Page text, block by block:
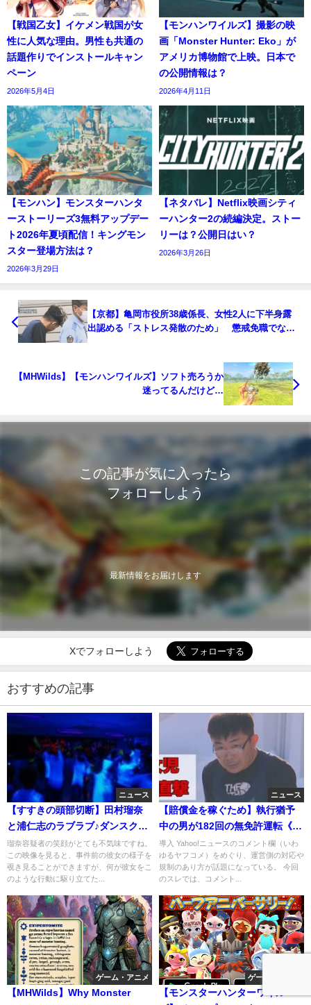
【戦国乙女】イケメン戦国が女
性に人気な理由。男性も共通の
話題作りでインストールキャン
ペーン
2026年5月4日
【モンハンワイルズ】撮影の映
画「Monster Hunter: Eko」が
アメリカ博物館で上映。日本で
の公開情報は？
2026年4月11日
【モンハン】モンスターハンタ
ーストーリーズ3無料アップデー
ト2026年夏頃配信！キングモン
スター登場方法は？
2026年3月29日
【ネタバレ】Netflix映画シティ
ーハンター2の続編決定。ストー
リーは？公開日はい？
2026年3月26日
【京都】亀岡市役所38歳係長、女性2人に下半身露
出認める「ストレス発散のため」 懲戒免職でなく
【MHWilds】【モンハンワイルズ】ソフト売ろうか
迷ってるんだけど…
この記事が気に入ったら
フォローしよう
最新情報をお届けします
Xでフォローしよう
おすすめの記事
ニュース
【すすきの頭部切断】田村瑠奈
と浦仁志のラブラブ♪ダンスクラ
ブ映像の撮影者が警察ではなく
マスコミに提供した訳。はい、
お金です！
瑠奈容疑者の笑顔がとても不気味ですね。
この映像を見ると、事件前の彼女の様子を
覗き見ることができますが、何が彼女をこ
のような行動に駆り立てた...
ニュース
【賠償金を稼ぐため】執行猶予
中の男が182回の無免許運転《4
歳女児タイヤ直撃事故》なぜ?裁
判で明らかになった理由「肉体
労働しかできず」と涙ながらに
導入 Yahoo!ニュースのコメント欄（いわ
ゆるヤフコメ）をめぐり、運営側の対応や
規制のあり方が話題になっている。 今回
のスレでは、コメント...
ゲーム・アニメ
【MHWilds】Why Monster
ゲーム・アニメ
【モンスターハンターワイル